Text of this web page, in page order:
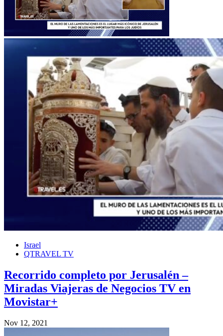
Israel
QTRAVEL TV
Recorrido completo por Jerusalén –
Miradas Viajeras de Negocios TV en
Movistar+
Nov 12, 2021